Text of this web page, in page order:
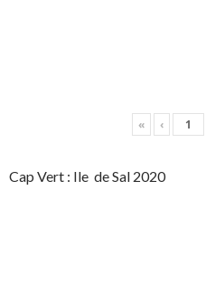
« ‹
Cap Vert : Ile de Sal 2020